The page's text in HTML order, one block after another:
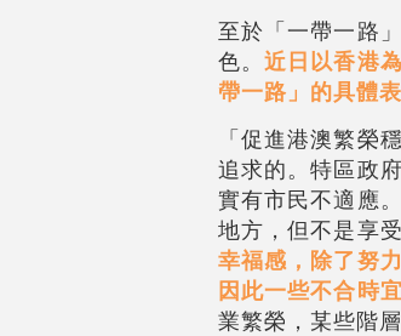
至於「一帶一路
色。近日以香港
帶一路」的具體表
「促進港澳繁榮
追求的。特區政
實有市民不適應
地方，但不是享
幸福感，除了努
因此一些不合時
業繁榮，某些階